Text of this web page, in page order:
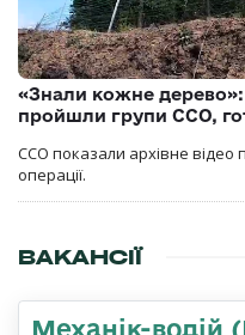
«Знали кожне дерево»:
пройшли групи ССО,
ССО показали архівне відео
операції.
ВАКАНСІЇ
Механік-водій